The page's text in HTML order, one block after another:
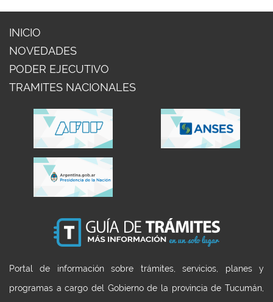
INICIO
NOVEDADES
PODER EJECUTIVO
TRAMITES NACIONALES
Portal de información sobre trámites, servicios, planes y
programas a cargo del Gobierno de la provincia de Tucumán,